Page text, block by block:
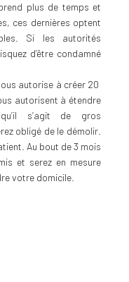
plus de temps et
ces dernières optent
Si les autorités
d’être condamné
autorise à créer 20
autorisent à étendre
s’agit de gros
obligé de le démolir.
Au bout de 3 mois
et serez en mesure
votre domicile.